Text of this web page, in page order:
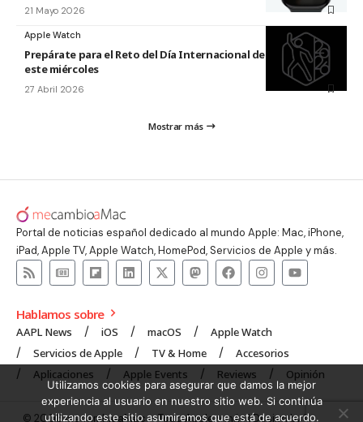
21 Mayo 2026
Apple Watch
Prepárate para el Reto del Día Internacional de la Danza 2026
este miércoles
27 Abril 2026
Mostrar más
Portal de noticias español dedicado al mundo Apple: Mac, iPhone,
iPad, Apple TV, Apple Watch, HomePod, Servicios de Apple y más.
Hablamos sobre
AAPL News iOS macOS
Apple Watch
Servicios de Apple
TV & Home
Accesorios
Aplicaciones
Apple Events Reviews Opinión
© 2008 mecambioaMac – Todo Apple y más | Design byUNXON
Utilizamos cookies para asegurar que damos la mejor
experiencia al usuario en nuestro sitio web. Si continúa
utilizando este sitio asumiremos que está de acuerdo.